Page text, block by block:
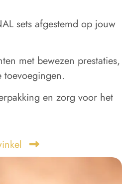
sets afgestemd op jouw
met bewezen prestaties,
en zorg voor het